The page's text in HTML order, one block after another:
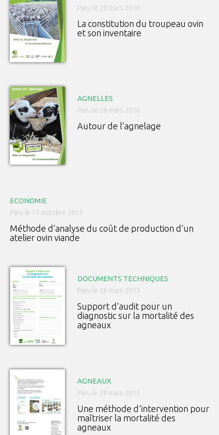
Paru le 28 mars 2016
La constitution du troupeau ovin
et son inventaire
AGNELLES
Paru le 28 mars 2016
Autour de l’agnelage
ECONOMIE
Paru le 17 octobre 2013
Méthode d’analyse du coût de production d’un
atelier ovin viande
DOCUMENTS TECHNIQUES
Paru le 28 mars 2013
Support d’audit pour un
diagnostic sur la mortalité des
agneaux
AGNEAUX
Paru le 28 mars 2013
Une méthode d‘intervention pour
maîtriser la mortalité des
agneaux